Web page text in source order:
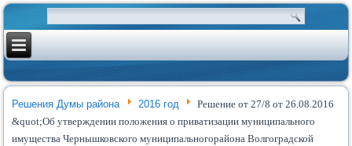
Решения Думы района 2016 год
Решение от 27/8 от 26.08.2016
&quot;Об утверждении положения о приватизации муниципального
имущества Чернышковского муниципальногорайона Волгоградской